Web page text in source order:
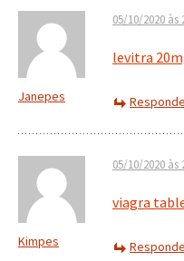
Janepes
05/10/2020 às
levitra
Kimpes
05/10/2020 às
viagra